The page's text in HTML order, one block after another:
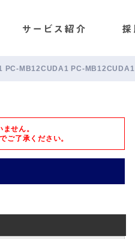
PC-MB12CUDA1 PC-MB12CUDA1
せん。
ご了承ください。